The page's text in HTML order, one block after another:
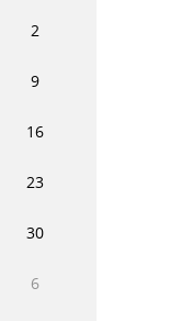
2
9
16
23
30
6